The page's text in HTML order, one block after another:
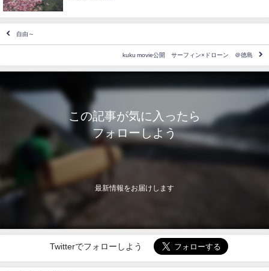
自由～
kuku movie公開 サーフィン×ドローン ＠徳島
この記事が気に入ったら
フォローしよう
最新情報をお届けします
Twitterでフォローしよう